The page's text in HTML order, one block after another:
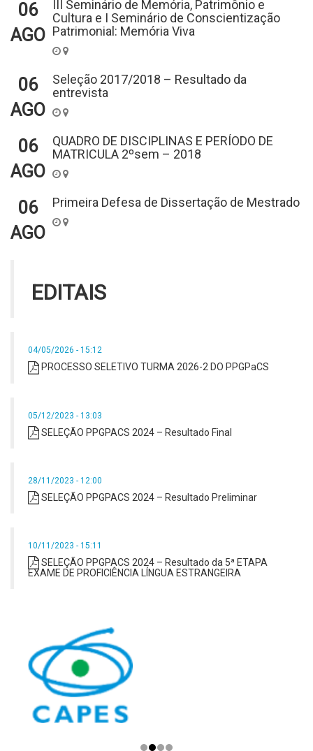
06
AGO
III Seminário de Memória, Patrimônio e
Cultura e I Seminário de Conscientização
Patrimonial: Memória Viva
06
AGO
Seleção 2017/2018 – Resultado da
entrevista
06
AGO
QUADRO DE DISCIPLINAS E PERÍODO DE
MATRICULA 2ºsem – 2018
06
AGO
Primeira Defesa de Dissertação de Mestrado
EDITAIS
04/05/2026 - 15:12
PROCESSO SELETIVO TURMA 2026-2 DO PPGPaCS
05/12/2023 - 13:03
SELEÇÃO PPGPACS 2024 – Resultado Final
28/11/2023 - 12:00
SELEÇÃO PPGPACS 2024 – Resultado Preliminar
10/11/2023 - 15:11
SELEÇÃO PPGPACS 2024 – Resultado da 5ª ETAPA
EXAME DE PROFICIÊNCIA LÍNGUA ESTRANGEIRA